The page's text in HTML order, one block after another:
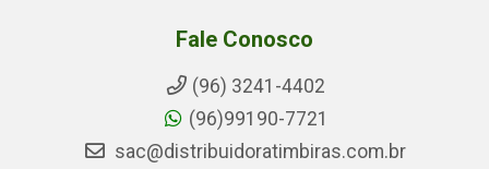
Fale Conosco
(96) 3241-4402
(96)99190-7721
sac@distribuidoratimbiras.com.br